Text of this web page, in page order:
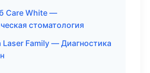
Care White —
стоматология
Laser Family — Диагностика